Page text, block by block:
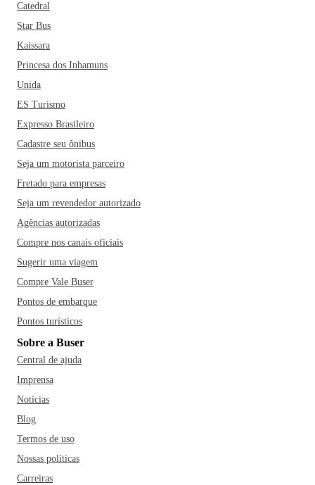
Catedral
Star Bus
Kaissara
Princesa dos Inhamuns
Unida
ES Turismo
Expresso Brasileiro
Cadastre seu ônibus
Seja um motorista parceiro
Fretado para empresas
Seja um revendedor autorizado
Agências autorizadas
Compre nos canais oficiais
Sugerir uma viagem
Compre Vale Buser
Pontos de embarque
Pontos turísticos
Sobre a Buser
Central de ajuda
Imprensa
Notícias
Blog
Termos de uso
Nossas políticas
Carreiras